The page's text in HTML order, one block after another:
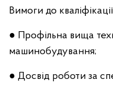
Вимоги до
● Профільна вища
машинобудування;
● Досвід роботи за